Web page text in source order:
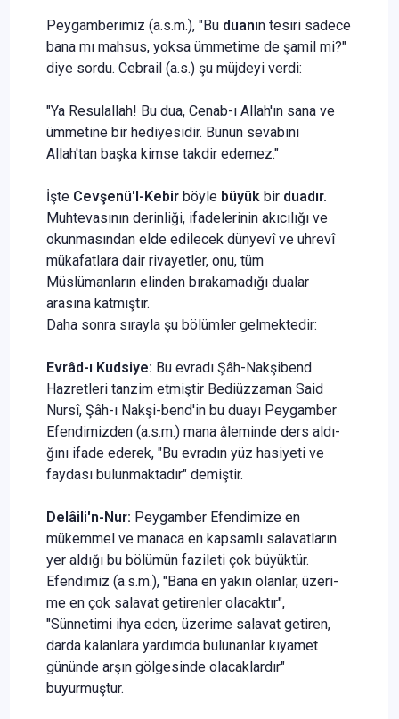
Peygamberimiz (a.s.m.), "Bu duanın tesiri sadece
bana mı mahsus, yoksa ümmetime de şamil mi?"
diye sordu. Cebrail (a.s.) şu müjdeyi verdi:
"Ya Resulallah! Bu dua, Cenab-ı Al­lah'ın sana ve
ümmetine bir hediyesidir. Bunun sevabını
Allah'tan başka kimse takdir edemez."
İşte Cevşenü'l-Kebir böyle büyük bir duadır.
Muhtevasının derinliği, ifadeleri­nin akıcılığı ve
okunmasından elde edi­lecek dünyevî ve uhrevî
mükafatlara dair rivayetler, onu, tüm
Müslümanların elinden bırakamadığı dualar
arasına katmıştır.
Daha sonra sırayla şu bölümler gel­mektedir:
Evrâd-ı Kudsiye: Bu evradı Şâh-Nakşibend
Hazretleri tanzim etmiştir Bediüzzaman Said
Nursî, Şâh-ı Nakşi-bend'in bu duayı Peygamber
Efendimiz­den (a.s.m.) mana âleminde ders aldı­
ğını ifade ederek, "Bu evradın yüz hasi­yeti ve
faydası bulunmaktadır" demiştir.
Delâili'n-Nur: Peygamber Efendimi­ze en
mükemmel ve manaca en kap­samlı salavatların
yer aldığı bu bölü­mün fazileti çok büyüktür.
Efendimiz (a.s.m.), "Bana en yakın olanlar, üzeri­
me en çok salavat getirenler olacaktır",
"Sünnetimi ihya eden, üzerime salavat getiren,
darda kalanlara yardımda bu­lunanlar kıyamet
gününde arşın göl­gesinde olacaklardır"
buyurmuştur.